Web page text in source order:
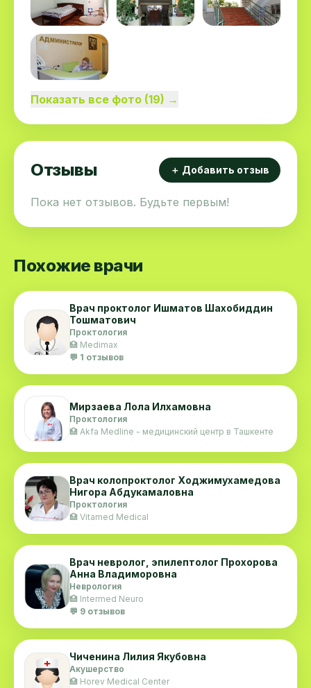
Показать все фото (19) →
Отзывы ＋ Добавить отзыв
Пока нет отзывов. Будьте первым!
Похожие врачи
Врач проктолог Ишматов Шахобиддин
Тошматович
Проктология
🏥 Medimax
💬 1 отзывов
Мирзаева Лола Илхамовна
Проктология
🏥 Akfa Medline - медицинский центр в Ташкенте
Врач колопроктолог Ходжимухамедова
Нигора Абдукамаловна
Проктология
🏥 Vitamed Medical
Врач невролог, эпилептолог Прохорова
Анна Владиморовна
Неврология
🏥 Intermed Neuro
💬 9 отзывов
Чиченина Лилия Якубовна
Акушерство
🏥 Horev Medical Center